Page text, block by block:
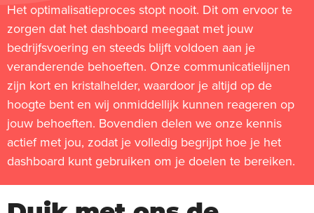
Het optimalisatieproces stopt nooit. Dit om ervoor te
zorgen dat het dashboard meegaat met jouw
bedrijfsvoering en steeds blijft voldoen aan je
veranderende behoeften. Onze communicatielijnen
zijn kort en kristalhelder, waardoor je altijd op de
hoogte bent en wij onmiddellijk kunnen reageren op
jouw behoeften. Bovendien delen we onze kennis
actief met jou, zodat je volledig begrijpt hoe je het
dashboard kunt gebruiken om je doelen te bereiken.